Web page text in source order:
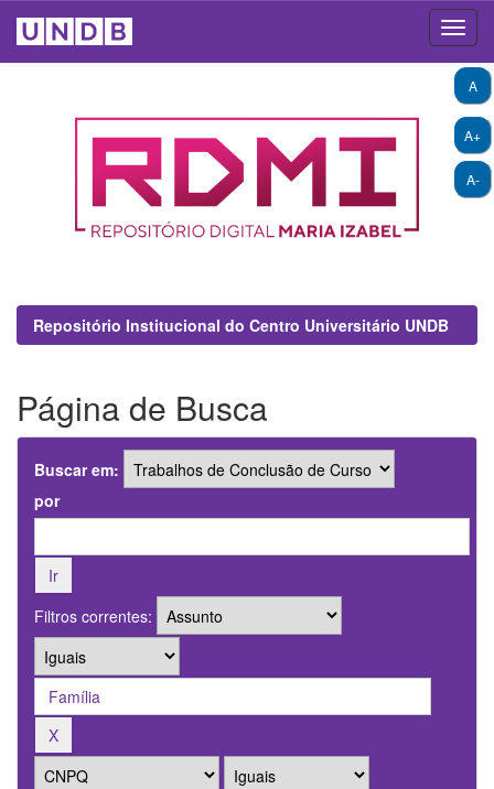
A+
A-
A
Repositório Institucional do Centro Universitário UNDB
Página de Busca
Buscar em:
por
Filtros correntes: